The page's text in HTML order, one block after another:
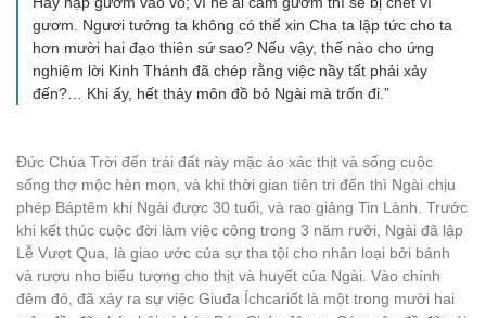
gươm. Ngươi tưởng ta không có thể xin Cha ta lập tức cho ta
hơn mười hai đạo thiên sứ sao? Nếu vậy, thế nào cho ứng
nghiệm lời Kinh Thánh đã chép rằng việc nầy tất phải xảy
đến?… Khi ấy, hết thảy môn đồ bỏ Ngài mà trốn đi.”
Đức Chúa Trời đến trái đất này mặc áo xác thịt và sống cuộc
sống thợ mộc hèn mọn, và khi thời gian tiên tri đến thì Ngài chịu
phép Báptêm khi Ngài được 30 tuổi, và rao giảng Tin Lành. Trước
khi kết thúc cuộc đời làm việc công trong 3 năm rưỡi, Ngài đã lập
Lễ Vượt Qua, là giao ước của sự tha tội cho nhân loại bởi bánh
và rượu nho biểu tượng cho thịt và huyết của Ngài. Vào chính
đêm đó, đã xảy ra sự việc Giuđa Íchcariốt là một trong mười hai